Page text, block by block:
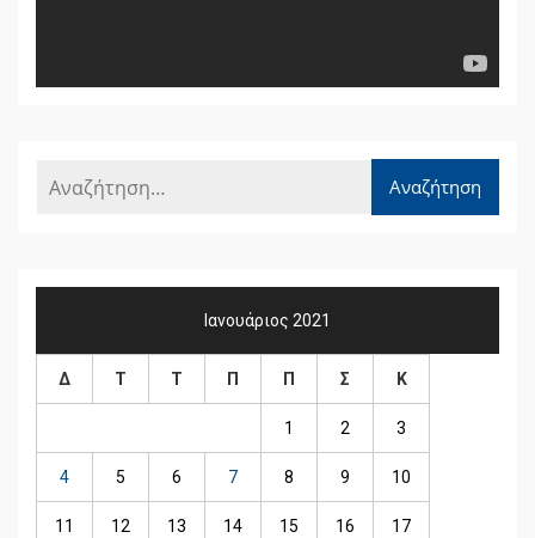
Ιανουάριος 2021
Δ Τ Τ Π Π Σ Κ
1 2 3
4 5 6 7 8 9 10
11 12 13 14 15 16 17